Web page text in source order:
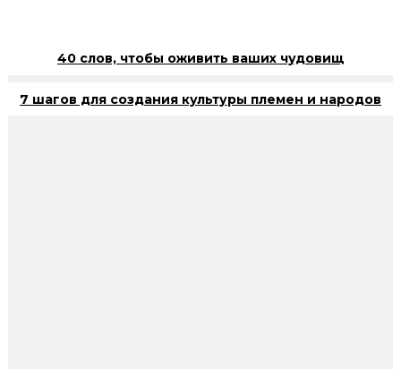
40 слов, чтобы оживить ваших чудовищ
7 шагов для создания культуры племен и народов